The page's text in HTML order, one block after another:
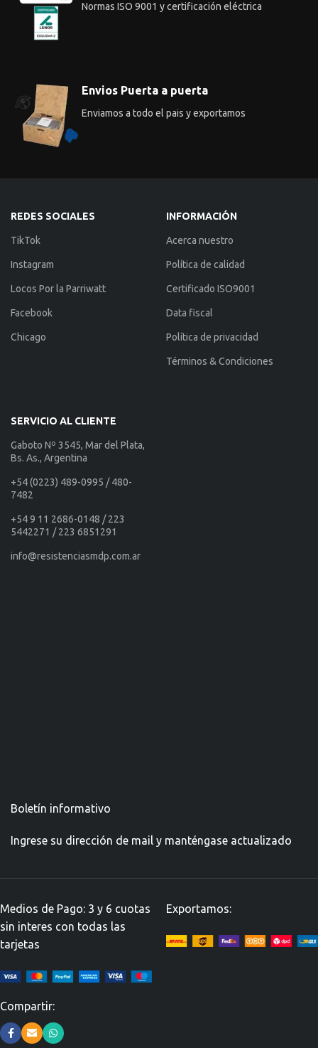
Normas ISO 9001 y certificación eléctrica
Envios Puerta a puerta
Enviamos a todo el pais y exportamos
REDES SOCIALES
TikTok
Instagram
Locos Por la Parriwatt
Facebook
Chicago
INFORMACIÓN
Acerca nuestro
Política de calidad
Certificado ISO9001
Data fiscal
Política de privacidad
Términos & Condiciones
SERVICIO AL CLIENTE
Gaboto Nº 3545, Mar del Plata,
Bs. As., Argentina
+54 (0223) 489-0995 / 480-
7482
+54 9 11 2686-0148 / 223
5442271 / 223 6851291
info@resistenciasmdp.com.ar
Boletín informativo
Ingrese su dirección de mail y manténgase actualizado
Medios de Pago: 3 y 6 cuotas
sin interes con todas las
tarjetas
Exportamos:
Compartir: